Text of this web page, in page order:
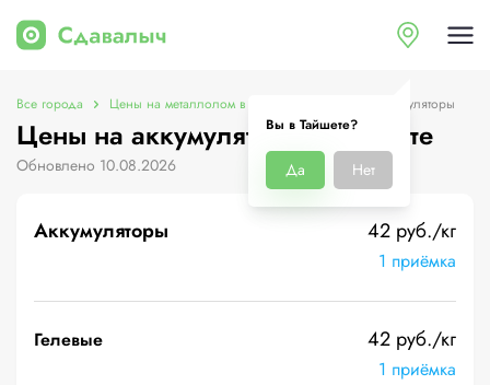
Вы в Тайшете?
Да Нет
Все города Цены на металлолом в Тайшете Цены на аккумуляторы
Цены на аккумуляторы в Тайшете
Обновлено 10.08.2026
Аккумуляторы 42 руб./кг
1 приёмка
Гелевые 42 руб./кг
1 приёмка